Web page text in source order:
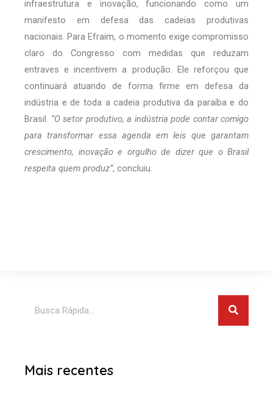
infraestrutura e inovação, funcionando como um
manifesto em defesa das cadeias produtivas
nacionais. Para Efraim, o momento exige compromisso
claro do Congresso com medidas que reduzam
entraves e incentivem a produção. Ele reforçou que
continuará atuando de forma firme em defesa da
indústria e de toda a cadeia produtiva da paraíba e do
Brasil. “O setor produtivo, a indústria pode contar comigo
para transformar essa agenda em leis que garantam
crescimento, inovação e orgulho de dizer que o Brasil
respeita quem produz”, concluiu.
Mais recentes